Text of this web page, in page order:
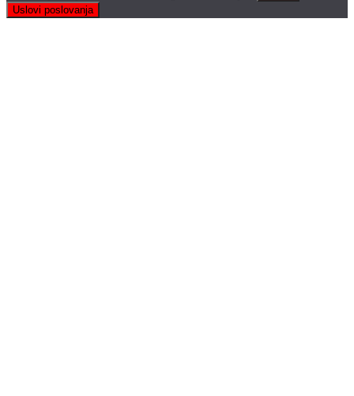
Uslovi poslovanja